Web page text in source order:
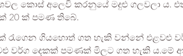
කොස් අලෙවි කරනුයේ මදුළු ගලවලා
20 ක් පමණ තිබේ.
රැගෙන ගියහොත් ගත හැකි වන්නේ එළවළු
වර්ග දෙකක් පමණක් මිලට ගත හැකි ය.මේ